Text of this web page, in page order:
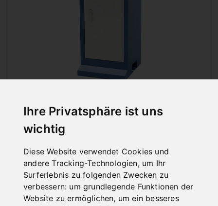
Ihre Privatsphäre ist uns
wichtig
Diese Website verwendet Cookies und
andere Tracking-Technologien, um Ihr
Surferlebnis zu folgenden Zwecken zu
verbessern: um grundlegende Funktionen der
Website zu ermöglichen, um ein besseres